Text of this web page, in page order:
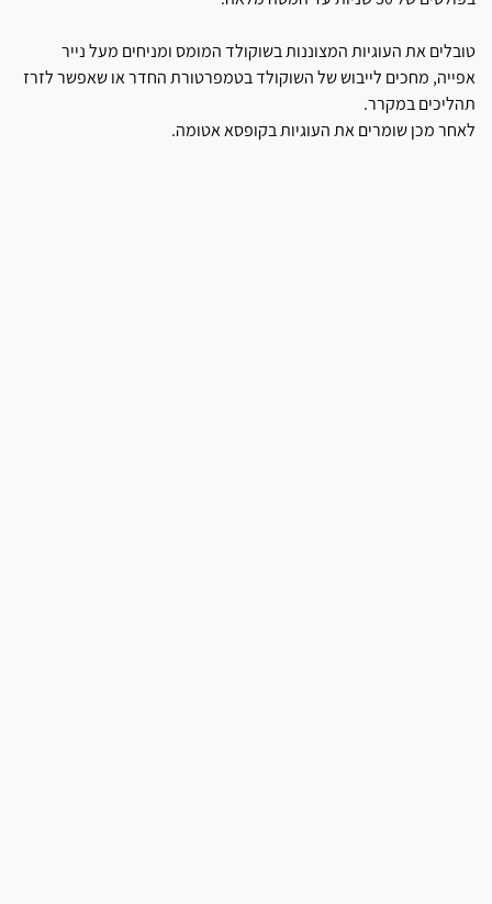
טובלים את העוגיות המצוננות בשוקולד המומס ומניחים מעל נייר
אפייה, מחכים לייבוש של השוקולד בטמפרטורת החדר או שאפשר לזרז
תהליכים במקרר.
לאחר מכן שומרים את העוגיות בקופסא אטומה.